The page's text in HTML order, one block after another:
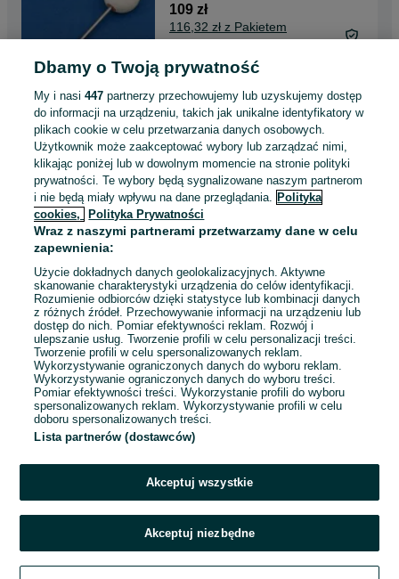
109 zł
116,32 zł z Pakietem
Wągrowiec
Odświeżono dnia 31 lipca 2026
Puresound - sprężyny
werblowe Equalizer E1416 14"
‼️
115 zł
123,59 zł z Pakietem
Ochronnym
Wągrowiec
Odświeżono dzisiaj o 09:30
1 ... 4 ... 40
Zadzwoń / SMS
Dbamy o Twoją prywatność
My i nasi447 partnerzy przechowujemy lub uzyskujemy dostęp
do informacji na urządzeniu, takich jak unikalne identyfikatory w
plikach cookie w celu przetwarzania danych osobowych.
Użytkownik może zaakceptować wybory lub zarządzać nimi,
klikając poniżej lub w dowolnym momencie na stronie polityki
prywatności. Te wybory będą sygnalizowane naszym partnerom
i nie będą miały wpływu na dane przeglądania. Polityka
cookies,
Polityka Prywatności
Wraz z naszymi partnerami przetwarzamy dane w celu
zapewnienia:
Użycie dokładnych danych geolokalizacyjnych. Aktywne
skanowanie charakterystyki urządzenia do celów identyfikacji.
Rozumienie odbiorców dzięki statystyce lub kombinacji danych
z różnych źródeł. Przechowywanie informacji na urządzeniu lub
dostęp do nich. Pomiar efektywności reklam. Rozwój i
ulepszanie usług. Tworzenie profili w celu personalizacji treści.
Tworzenie profili w celu spersonalizowanych reklam.
Wykorzystywanie ograniczonych danych do wyboru reklam.
Wykorzystywanie ograniczonych danych do wyboru treści.
Pomiar efektywności treści. Wykorzystanie profili do wyboru
spersonalizowanych reklam. Wykorzystywanie profili w celu
doboru spersonalizowanych treści.
Lista partnerów (dostawców)
Akceptuj wszystkie
Akceptuj niezbędne